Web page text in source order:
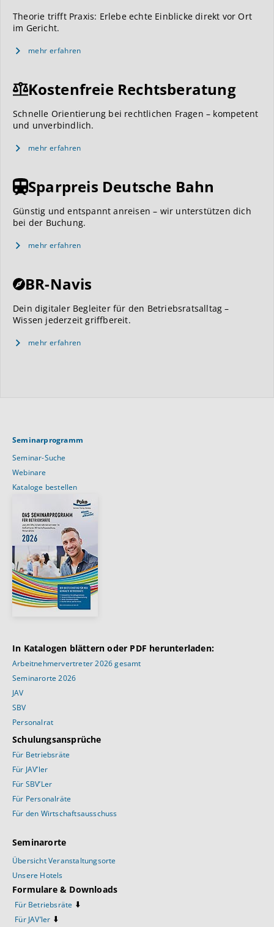
Theorie trifft Praxis: Erlebe echte Einblicke direkt vor Ort
im Gericht.
mehr erfahren
Kostenfreie Rechtsberatung
Schnelle Orientierung bei rechtlichen Fragen – kompetent
und unverbindlich.
mehr erfahren
Sparpreis Deutsche Bahn
Günstig und entspannt anreisen – wir unterstützen dich
bei der Buchung.
mehr erfahren
BR-Navis
Dein digitaler Begleiter für den Betriebsratsalltag –
Wissen jederzeit griffbereit.
mehr erfahren
Seminarprogramm
Seminar-Suche
Webinare
Kataloge bestellen
In Katalogen blättern oder PDF herunterladen:
Arbeitnehmervertreter 2026 gesamt
Seminarorte 2026
JAV
SBV
Personalrat
Schulungsansprüche
Für Betriebsräte
Für JAV’ler
Für SBV’Ler
Für Personalräte
Für den Wirtschaftsausschuss
Seminarorte
Übersicht Veranstaltungsorte
Unsere Hotels
Formulare & Downloads
Für Betriebsräte ⬇️
Für JAV’ler ⬇️